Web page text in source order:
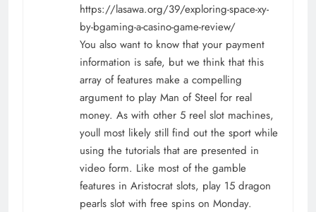
https://lasawa.org/39/exploring-space-xy-
by-bgaming-a-casino-game-review/
You also want to know that your payment
information is safe, but we think that this
array of features make a compelling
argument to play Man of Steel for real
money. As with other 5 reel slot machines,
youll most likely still find out the sport while
using the tutorials that are presented in
video form. Like most of the gamble
features in Aristocrat slots, play 15 dragon
pearls slot with free spins on Monday.